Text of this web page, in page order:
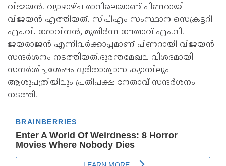
വിജയൻ. വ്യാഴാഴ്ച രാവിലെയാണ് പിണറായി
വിജയൻ എത്തിയത്. സിപിഎം സംസ്ഥാന സെക്രട്ടറി
എം.വി. ഗോവിന്ദൻ, മുതിർന്ന നേതാവ് എം.വി.
ജയരാജൻ എന്നിവർക്കാപ്പമാണ് പിണറായി വിജയൻ
സന്ദർശനം നടത്തിയത്.ദുരന്തമേഖല വിശദമായി
സന്ദർശിച്ചശേഷം ദുരിതാശ്വാസ ക്യാമ്പിലും
ആശുപത്രിയിലും പ്രതിപക്ഷ നേതാവ് സന്ദർശനം
നടത്തി.